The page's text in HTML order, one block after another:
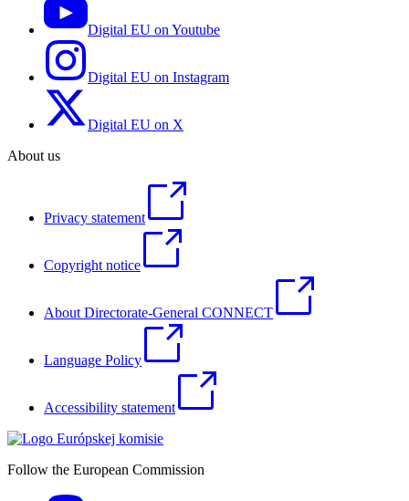
Digital EU on Youtube
Digital EU on Instagram
Digital EU on X
About us
Privacy statement
Copyright notice
About Directorate-General CONNECT
Language Policy
Accessibility statement
Follow the European Commission